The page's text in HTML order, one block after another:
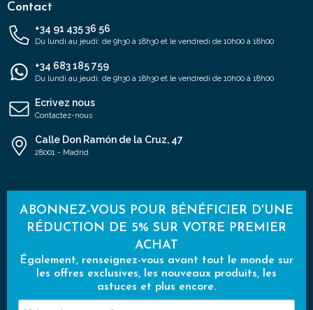
Contact
+34 91 435 36 56
Du lundi au jeudi: de 9h30 à 18h30 et le vendredi de 10h00 à 18h00
+34 683 185 759
Du lundi au jeudi: de 9h30 à 18h30 et le vendredi de 10h00 à 18h00
Ecrivez nous
Contactez-nous
Calle Don Ramón de la Cruz, 47
28001 - Madrid
ABONNEZ-VOUS POUR BÉNÉFICIER D'UNE
RÉDUCTION DE 5% SUR VOTRE PREMIER
ACHAT
Également, renseignez-vous avant tout le monde sur
les offres exclusives, les nouveaux produits, les
astuces et plus encore.
Votre